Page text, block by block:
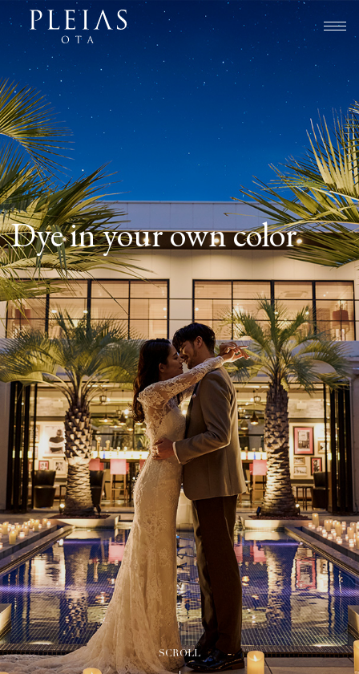
Dye in your own color
SCROLL